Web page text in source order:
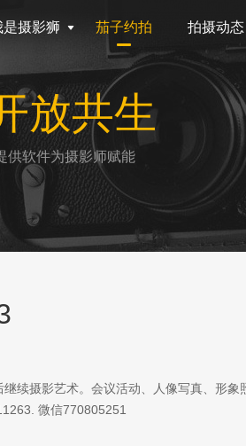
是摄影狮 茄子约拍 拍摄动态
放共生
供软件为摄影师赋能
续摄影艺术。会议活动、人像写真、形象
微信770805251